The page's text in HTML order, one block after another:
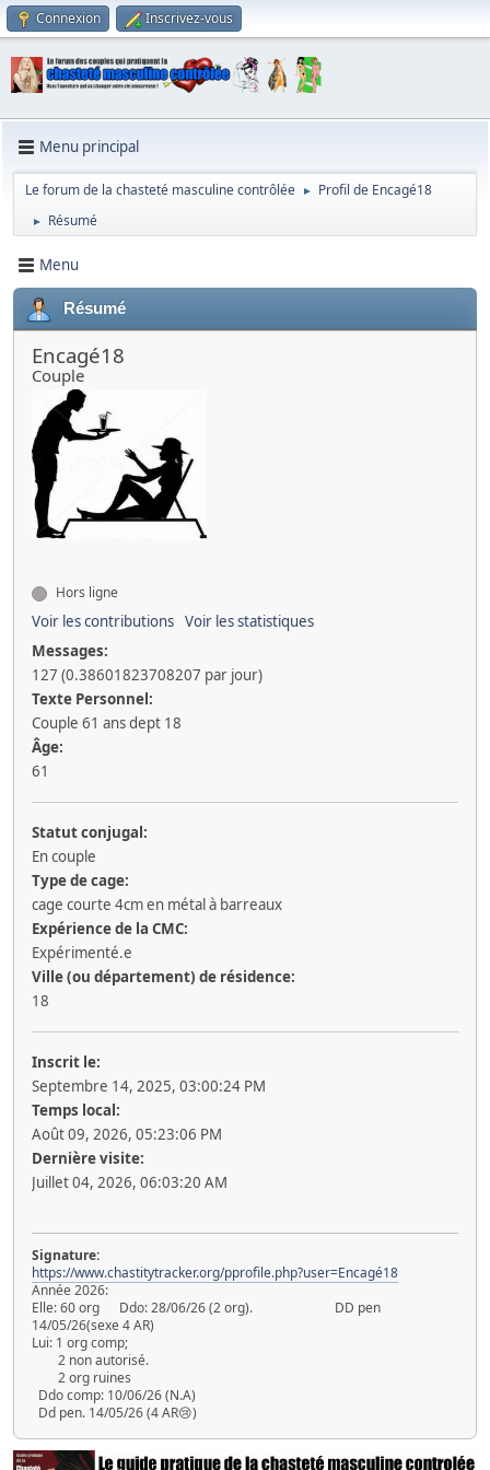
Connexion Inscrivez-vous
Menu principal
Le forum de la chasteté masculine contrôlée ► Profil de Encagé18
► Résumé
Menu
Résumé
Encagé18
Couple
Hors ligne
Voir les contributions Voir les statistiques
Messages:
127 (0.38601823708207 par jour)
Texte Personnel:
Couple 61 ans dept 18
Âge:
61
Statut conjugal:
En couple
Type de cage:
cage courte 4cm en métal à barreaux
Expérience de la CMC:
Expérimenté.e
Ville (ou département) de résidence:
18
Inscrit le:
Septembre 14, 2025, 03:00:24 PM
Temps local:
Août 09, 2026, 05:23:06 PM
Dernière visite:
Juillet 04, 2026, 06:03:20 AM
Signature:
https://www.chastitytracker.org/pprofile.php?user=Encagé18
Année 2026:
Elle: 60 org Ddo: 28/06/26 (2 org). DD pen
14/05/26(sexe 4 AR)
Lui: 1 org comp;
2 non autorisé.
2 org ruines
Ddo comp: 10/06/26 (N.A)
Dd pen. 14/05/26 (4 AR😢)